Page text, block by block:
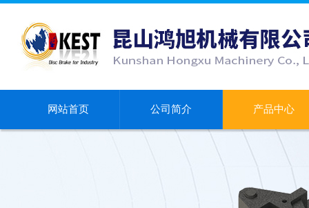
网站首页 公司简介 产品中心